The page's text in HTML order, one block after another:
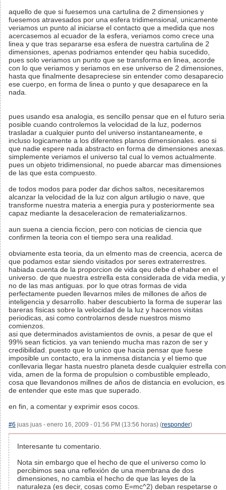
aquello de que si fuesemos una cartulina de 2 dimensiones y
fuesemos atravesados por una esfera tridimensional, unicamente
veriamos un punto al iniciarse el contacto que a medida que nos
acercasemos al ecuador de la esfera, veriamos como crece una
linea y que tras separarse esa esfera de nuestra cartulina de 2
dimensiones, apenas podriamos entender qeu habia sucedido,
pues solo veriamos un punto que se transforma en linea, acorde
con lo que veriamos y seriamos en ese universo de 2 dimensiones,
hasta que finalmente desapreciese sin entender como desaparecio
ese cuerpo, en forma de linea o punto y que desaparece en la
nada.
pues usando esa analogia, es sencillo pensar que en el futuro seria
posible cuando controlemos la velocidad de la luz, podernos
trasladar a cualquier punto del universo instantaneamente, e
incluso logicamente a los diferentes planos dimensionales. eso si
que nadie espere nada abstracto en forma de dimensiones anexas.
simplemente veriamos el universo tal cual lo vemos actualmente.
pues un objeto tridimensional, no puede abarcar mas dimensiones
de las que esta compuesto.
de todos modos para poder dar dichos saltos, necesitaremos
alcanzar la velocidad de la luz con algun artilugio o nave, que
transforme nuestra materia a energia pura y posteriormente sea
capaz mediante la desaceleracion de rematerializarnos.
aun suena a ciencia ficcion, pero con noticias de ciencia que
confirmen la teoria con el tiempo sera una realidad.
obviamente esta teoria, da un elmento mas de creencia, acerca de
que podamos estar siendo visitados por seres extraterrestres.
habiada cuenta de la proporcion de vida qeu debe d ehaber en el
universo. de que nuestra estrella esta considerada de vida media, y
no de las mas antiguas. por lo que otras formas de vida
perfectamente pueden llevarnos miles de millones de años de
inteligencia y desarrollo. haber descubierto la forma de superar las
bareras fisicas sobre la velocidad de la luz y hacernos visitas
periodicas, asi como controlarnos desde nuestros mismo
comienzos.
asi que determinados avistamientos de ovnis, a pesar de que el
99% sean ficticios. ya van teniendo mucha mas razon de ser y
credibilidad. puesto que lo unico que hacia pensar que fuese
imposible un contacto, era la inmensa distancia y el tiemo que
conllevaria llegar hasta nuestro planeta desde cualquier estrella con
vida, amen de la forma de propulsion o combustible empleado,
cosa que llevandonos millnes de años de distancia en evolucion, es
de entender que este mas que superado.
en fin, a comentar y exprimir esos cocos.
#6 juas juas - enero 16, 2009 - 01:56 PM (13:56 horas) (responder)
Interesante tu comentario.
Nota sin embargo que el hecho de que el universo como lo
percibimos sea una reflexión de una membrana de dos
dimensiones, no cambia el hecho de que las leyes de la
naturaleza (es decir, cosas como E=mc^2) deban respetarse o